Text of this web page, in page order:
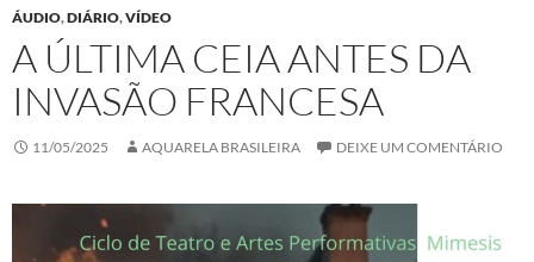
ÁUDIO,DIÁRIO,VÍDEO
A ÚLTIMA CEIA ANTES DA
INVASÃO FRANCESA
11/05/2025 AQUARELA BRASILEIRA DEIXE UM COMENTÁRIO